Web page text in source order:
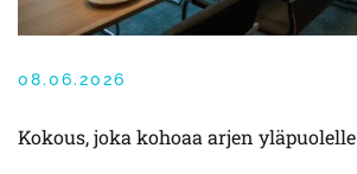
08.06.2026
Kokous, joka kohoaa arjen yläpuolelle